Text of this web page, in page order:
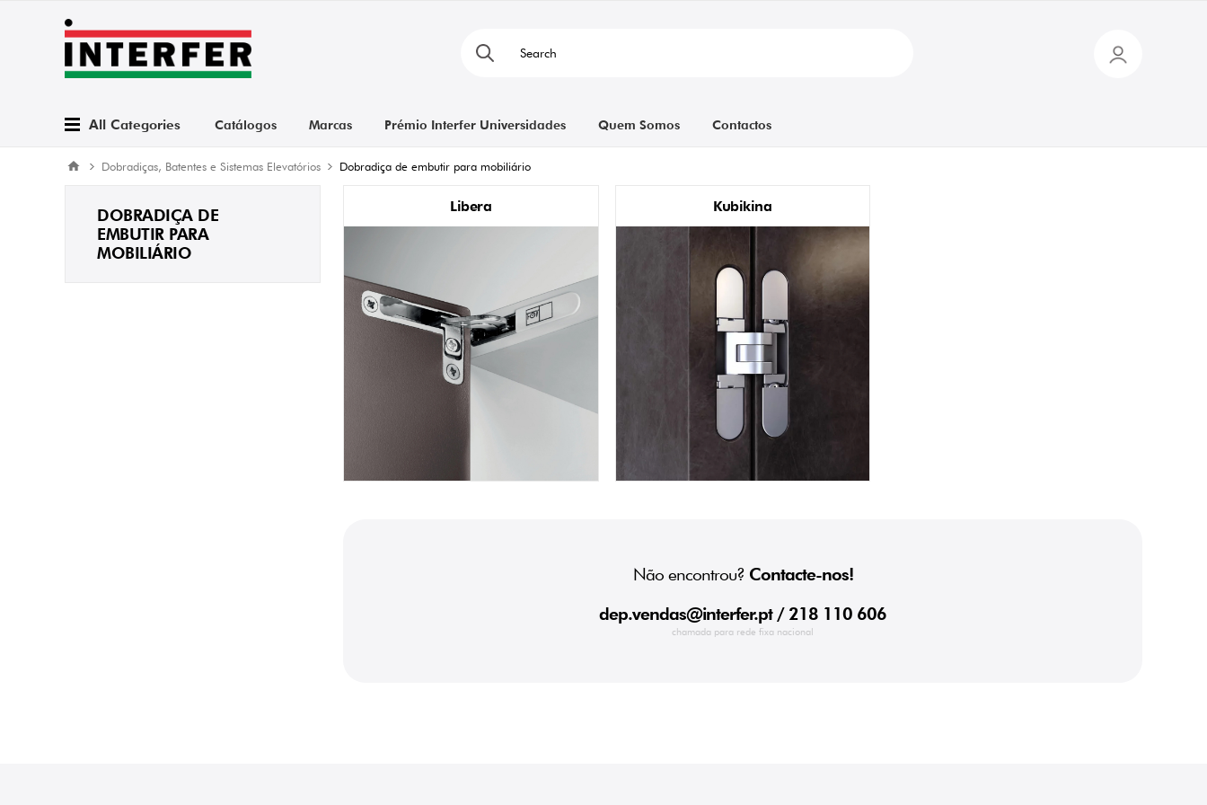
All Categories Catálogos Marcas Prémio Interfer Universidades Quem Somos Contactos
Dobradiças, Batentes e Sistemas Elevatórios Dobradiça de embutir para mobiliário
Libera Kubikina
Não encontrou? Contacte-nos!
dep.vendas@interfer.pt/ 218 110 606
chamada para rede fixa nacional
DOBRADIÇA DE
EMBUTIR PARA
MOBILIÁRIO